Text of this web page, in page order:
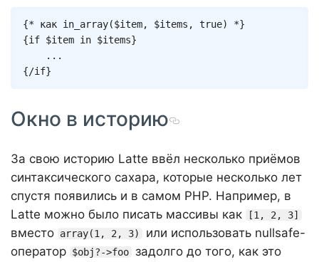
{* как in_array($item, $items, true) *}
{if $item in $items}
{/if}
Окно в историю
За свою историю Latte ввёл несколько приёмов
синтаксического сахара, которые несколько лет
спустя появились и в самом PHP. Например, в
Latte можно было писать массивы как
[1, 2, 3]
вместо array(1, 2, 3)
или использовать nullsafe-
оператор $obj?->foo
задолго до того, как это